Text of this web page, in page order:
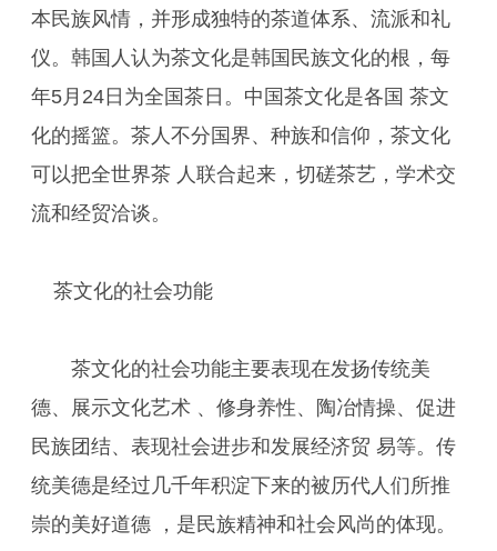
本民族风情，并形成独特的茶道体系、流派和礼
仪。韩国人认为茶文化是韩国民族文化的根，每
年5月24日为全国茶日。中国茶文化是各国 茶文
化的摇篮。茶人不分国界、种族和信仰，茶文化
可以把全世界茶 人联合起来，切磋茶艺，学术交
流和经贸洽谈。
茶文化的社会功能
茶文化的社会功能主要表现在发扬传统美
德、展示文化艺术 、修身养性、陶冶情操、促进
民族团结、表现社会进步和发展经济贸 易等。传
统美德是经过几千年积淀下来的被历代人们所推
崇的美好道德 ，是民族精神和社会风尚的体现。